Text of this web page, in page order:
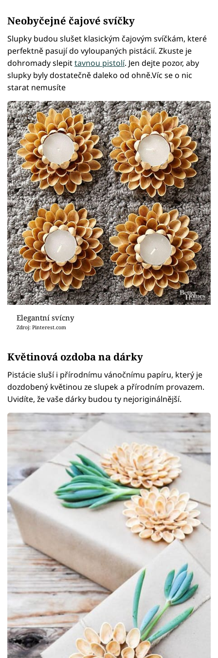
Neobyčejné čajové svíčky
Slupky budou slušet klasickým čajovým svíčkám, které
perfektně pasují do vyloupaných pistácií. Zkuste je
dohromady slepittavnou pistolí. Jen dejte pozor, aby
slupky byly dostatečně daleko od ohně.Víc se o nic
starat nemusíte
Elegantní svícny
Zdroj: Pinterest.com
Květinová ozdoba na dárky
Pistácie sluší i přírodnímu vánočnímu papíru, který je
dozdobený květinou ze slupek a přírodním provazem.
Uvidíte, že vaše dárky budou ty nejoriginálnější.